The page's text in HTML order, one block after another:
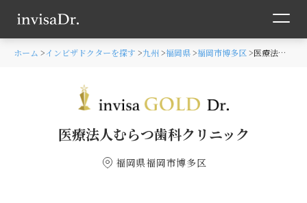
ホーム インビザドクターを探す 九州 福岡県 福岡市博多区 医療法人むらつ歯科クリニック
医療法人むらつ歯科クリニック
福岡県福岡市博多区